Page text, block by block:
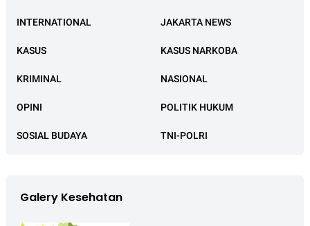
INTERNATIONAL JAKARTA NEWS
KASUS KASUS NARKOBA
KRIMINAL NASIONAL
OPINI POLITIK HUKUM
SOSIAL BUDAYA TNI-POLRI
Galery Kesehatan